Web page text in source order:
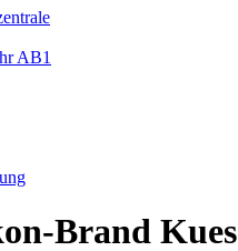
AB1
Brand Kues